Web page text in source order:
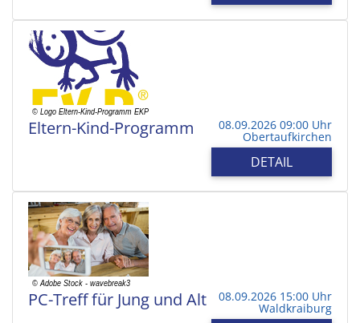
Eltern-Kind-Programm 08.09.2026 09:00 Uhr
Obertaufkirchen
DETAIL
PC-Treff für Jung und Alt 08.09.2026 15:00 Uhr
Waldkraiburg